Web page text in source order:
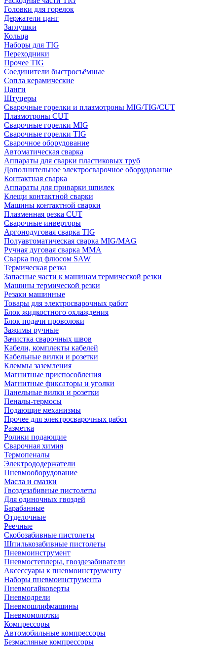
Головки для горелок
Держатели цанг
Заглушки
Кольца
Наборы для TIG
Переходники
Прочее TIG
Соединители быстросъёмные
Сопла керамические
Цанги
Штуцеры
Сварочные горелки и плазмотроны MIG/TIG/CUT
Плазмотроны CUT
Сварочные горелки MIG
Сварочные горелки TIG
Сварочное оборудование
Автоматическая сварка
Аппараты для сварки пластиковых труб
Дополнительное электросварочное оборудование
Контактная сварка
Аппараты для приварки шпилек
Клещи контактной сварки
Машины контактной сварки
Плазменная резка CUT
Сварочные инверторы
Аргонодуговая сварка TIG
Полуавтоматическая сварка MIG/MAG
Ручная дуговая сварка MMA
Сварка под флюсом SAW
Термическая резка
Запасные части к машинам термической резки
Машины термической резки
Резаки машинные
Товары для электросварочных работ
Блок жидкостного охлаждения
Блок подачи проволоки
Зажимы ручные
Зачистка сварочных швов
Кабели, комплекты кабелей
Кабельные вилки и розетки
Клеммы заземления
Магнитные приспособления
Магнитные фиксаторы и уголки
Панельные вилки и розетки
Пеналы-термосы
Подающие механизмы
Прочее для электросварочных работ
Разметка
Ролики подающие
Сварочная химия
Термопеналы
Электрододержатели
Пневмооборудование
Масла и смазки
Гвоздезабивные пистолеты
Для одиночных гвоздей
Барабанные
Отделочные
Реечные
Скобозабивные пистолеты
Шпилькозабивные пистолеты
Пневмоинструмент
Пневмостеплеры, гвоздезабиватели
Аксессуары к пневмоинструменту
Наборы пневмоинструмента
Пневмогайковерты
Пневмодрели
Пневмошлифмашины
Пневмомолотки
Компрессоры
Автомобильные компрессоры
Безмасляные компрессоры